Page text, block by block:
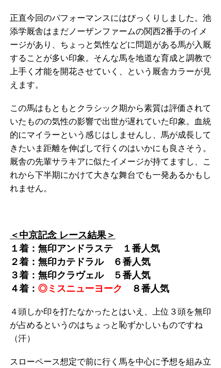
正直今回のパフォーマンスにはびっくりしました。池
添学厩舎はまだノーザンファームの関西2番手のイメ
ージがあり、ちょっと気性などに問題がある馬が入厩
することが多い印象。そんな馬を地道な育成と調教で
上手く才能を開花させていく、という厩舎カラーが見
えます。
この馬はもともとクラシック期から素質は評価されて
いたものの気性の影響で出世が遅れていた印象。血統
的にマイラーという感じはしませんし、馬が成長して
きたいま距離を伸ばして行くのはいかにも良さそう。
厩舎の先輩サラキアに似たイメージが持てますし、こ
れから下半期にかけて大きな舞台でも一発あるかもし
れません。
＜中京記念 レース結果＞
１着：無印アンドラステ １番人気
２着：無印カテドラル６番人気
３着：無印クラヴェル５番人気
４着： ◎ミスニューヨーク ８番人気
４頭しか印を打たなかったとはいえ、上位３頭を無印
が占めるというのはちょっと恥ずかしいものですね
（汗）
スローペース想定で前に行く馬を中心に予想を組み立